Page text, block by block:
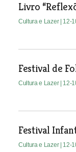
Livro
Cultura e Lazer | 12-
Festival de
Cultura e Lazer | 12-
Festival
Cultura e Lazer | 12-